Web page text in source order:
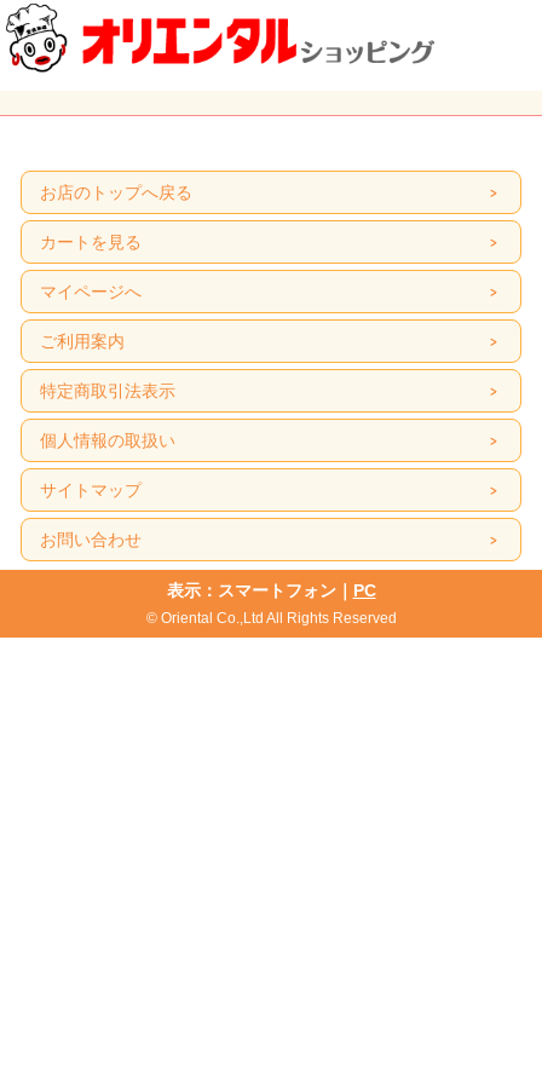
お店のトップへ戻る
カートを見る
マイページへ
ご利用案内
特定商取引法表示
個人情報の取扱い
サイトマップ
お問い合わせ
表示：スマートフォン｜ PC
© Oriental Co.,Ltd All Rights Reserved